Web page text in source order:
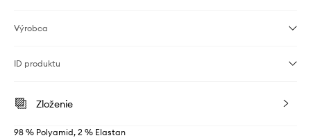
Výrobca
ID produktu
Zloženie
98 % Polyamid, 2 % Elastan